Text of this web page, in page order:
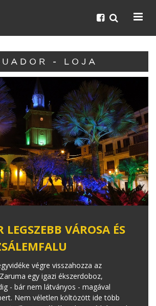
- LOJA
LEGSZEBB VÁROSA ÉS
végre visszahozza az
egy igazi ékszerdoboz,
- bár nem látványos - magával
Nem véletlen költözött ide több